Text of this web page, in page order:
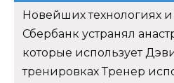
Новейших технологиях
Сбербанк устранял
которые использует
тренировках Тренер